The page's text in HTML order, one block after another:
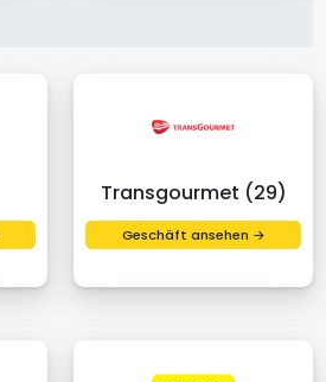
Transgourmet (29)
Geschäft ansehen →